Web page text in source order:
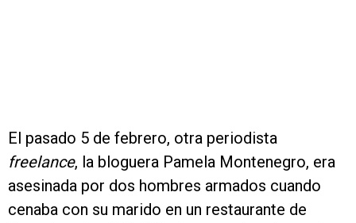
El pasado 5 de febrero, otra periodista
freelance, la bloguera Pamela Montenegro, era
asesinada por dos hombres armados cuando
cenaba con su marido en un restaurante de